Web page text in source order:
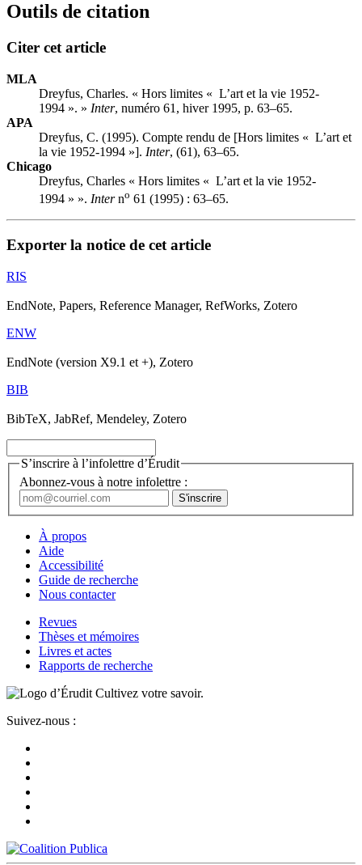
Outils de citation
Citer cet article
MLA
Dreyfus, Charles. « Hors limites « L’art et la vie 1952-
1994 ». » Inter, numéro 61, hiver 1995, p. 63–65.
APA
Dreyfus, C. (1995). Compte rendu de [Hors limites « L’art et
la vie 1952-1994 »]. Inter, (61), 63–65.
Chicago
Dreyfus, Charles « Hors limites « L’art et la vie 1952-
1994 » ». Interno 61 (1995) : 63–65.
Exporter la notice de cet article
RIS
EndNote, Papers, Reference Manager, RefWorks, Zotero
ENW
EndNote (version X9.1 et +), Zotero
BIB
BibTeX, JabRef, Mendeley, Zotero
S’inscrire à l’infolettre d’Érudit
Abonnez-vous à notre infolettre :
À propos
Aide
Accessibilité
Guide de recherche
Nous contacter
Revues
Thèses et mémoires
Livres et actes
Rapports de recherche
Cultivez votre savoir.
Suivez-nous :